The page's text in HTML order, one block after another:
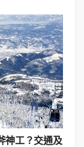
神工？交通及